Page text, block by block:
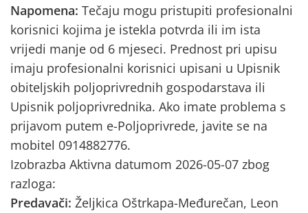
Napomena: Tečaju mogu pristupiti profesionalni
korisnici kojima je istekla potvrda ili im ista
vrijedi manje od 6 mjeseci. Prednost pri upisu
imaju profesionalni korisnici upisani u Upisnik
obiteljskih poljoprivrednih gospodarstava ili
Upisnik poljoprivrednika. Ako imate problema s
prijavom putem e-Poljoprivrede, javite se na
mobitel 0914882776.
Izobrazba Aktivna datumom 2026-05-07 zbog
razloga:
Predavači: Željkica Oštrkapa-Međurečan, Leon